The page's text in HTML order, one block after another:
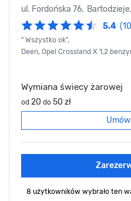
ul. Fordońska 76, Bartodzieje,
5.4
" Wszystko ok",
Deen, Opel Crossland X 1,2
Wymiana świecy żarowej
od 20 do 50 zł
8 użytkowników wybrało ten